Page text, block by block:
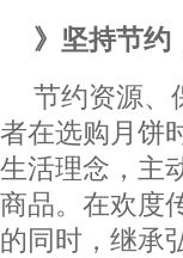
》坚持节约
节约资源、
者在选购月饼
生活理念，主
商品。在欢度
的同时，继承